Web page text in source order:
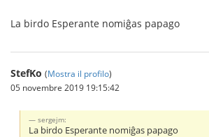
La birdo Esperante nomiĝas papago
StefKo (Mostra il profilo)
05 novembre 2019 19:15:42
sergejm:
La birdo Esperante nomiĝas papago